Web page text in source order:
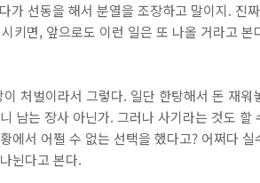
가 선동을 해서 분열을 조장하고 말이지. 진
키면, 앞으로도 이런 일은 또 나올 거라고 본
처벌이라서 그렇다. 일단 한탕해서 돈 재워
남는 장사 아닌가. 그러나 사기라는 것도 할
서 어쩔 수 없는 선택을 했다고? 어쩌다
뉜다고 본다.